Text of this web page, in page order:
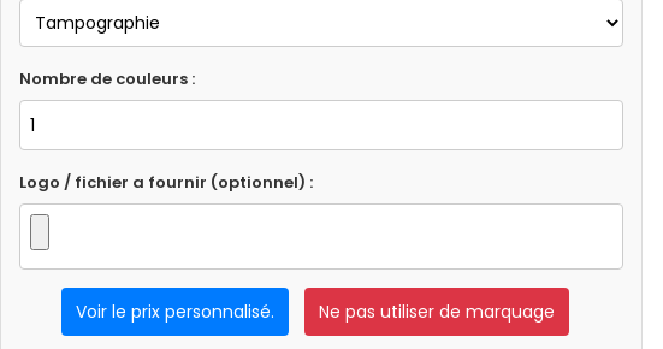
Nombre de couleurs :
Logo / fichier a fournir (optionnel) :
Voir le prix personnalisé. Ne pas utiliser de marquage